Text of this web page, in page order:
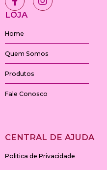
a
c
b
o
o
k
-
f
n
g
r
a
LOJA
Home
Quem Somos
Produtos
Fale Conosco
CENTRAL DE AJUDA
Politica de Privacidade